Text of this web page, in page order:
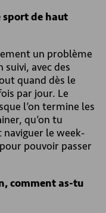
sport de haut
un problème
avec des
quand dès le
par jour. Le
l’on termine les
qu’on tu
le week-
pouvoir passer
comment as-tu